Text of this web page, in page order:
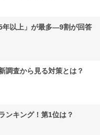
年以上」が最多―9割が回答
調査から見る対策とは？
ンキング！第1位は？